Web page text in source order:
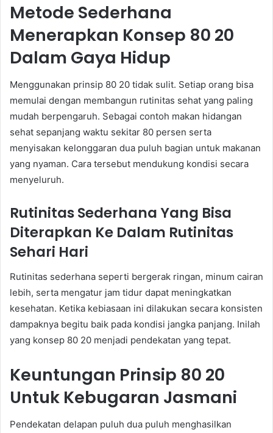
Metode Sederhana
Menerapkan Konsep 80 20
Dalam Gaya Hidup
Menggunakan prinsip 80 20 tidak sulit. Setiap orang bisa
memulai dengan membangun rutinitas sehat yang paling
mudah berpengaruh. Sebagai contoh makan hidangan
sehat sepanjang waktu sekitar 80 persen serta
menyisakan kelonggaran dua puluh bagian untuk makanan
yang nyaman. Cara tersebut mendukung kondisi secara
menyeluruh.
Rutinitas Sederhana Yang Bisa
Diterapkan Ke Dalam Rutinitas
Sehari Hari
Rutinitas sederhana seperti bergerak ringan, minum cairan
lebih, serta mengatur jam tidur dapat meningkatkan
kesehatan. Ketika kebiasaan ini dilakukan secara konsisten
dampaknya begitu baik pada kondisi jangka panjang. Inilah
yang konsep 80 20 menjadi pendekatan yang tepat.
Keuntungan Prinsip 80 20
Untuk Kebugaran Jasmani
Pendekatan delapan puluh dua puluh menghasilkan